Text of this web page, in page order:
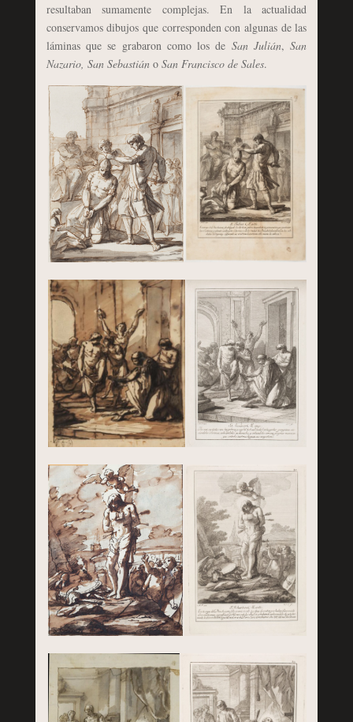
resultaban sumamente complejas. En la actualidad
conservamos dibujos que corresponden con algunas de las
láminas que se grabaron como los de San Julián,San
Nazario, San Sebastián oSan Francisco de Sales.